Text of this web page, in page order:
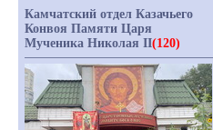
Камчатский отдел Казачьего
Конвоя Памяти Царя
Мученика Николая II(120)